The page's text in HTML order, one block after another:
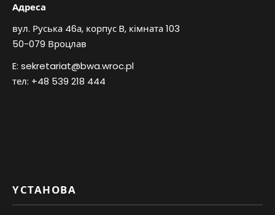
Адреса
вул. Руська 46а, корпус B, кімната 103
50-079 Вроцлав
E: sekretariat@bwa.wroc.pl
тел: +48 539 218 444
YСТАНОВА